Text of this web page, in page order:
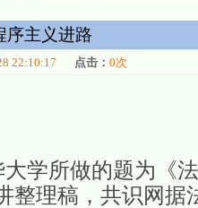
序主义进路
22:10:17 点击： 0次
所做的题为《法
理稿，共识网据